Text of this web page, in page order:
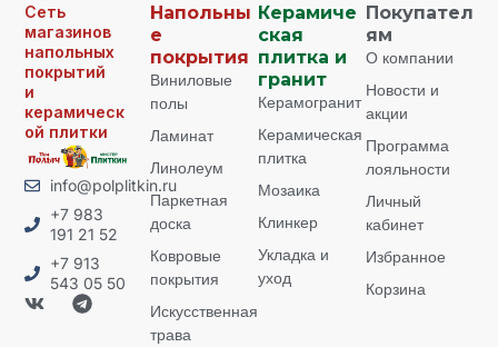
Сеть
магазинов
напольных
покрытий
и
керамическ
ой плитки
info@polplitkin.ru
+7 983
191 21 52
+7 913
543 05 50
Напольны
е
покрытия
Виниловые
полы
Ламинат
Линолеум
Паркетная
доска
Ковровые
покрытия
Искусственная
трава
Керамиче
ская
плитка и
гранит
Керамогранит
Керамическая
плитка
Мозаика
Клинкер
Укладка и
уход
Покупател
ям
О компании
Новости и
акции
Программа
лояльности
Личный
кабинет
Избранное
Корзина